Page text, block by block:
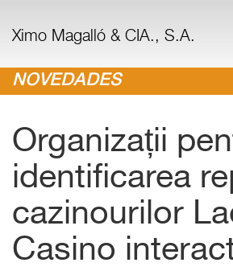
Ximo Magalló & CIA., S.A.
NOVEDADES
Organizații
identificarea
cazinourilor
Casino